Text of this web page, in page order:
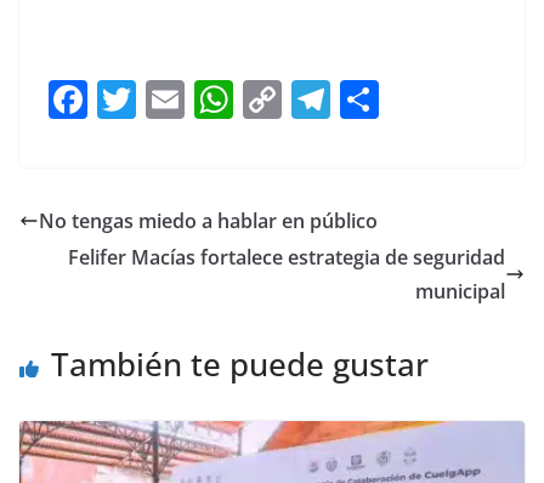
F
e
b
k
T
er
E
l
W
s
A
C
y
Li
T
gr
a
No tengas miedo a hablar en público
Felifer Macías fortalece estrategia de seguridad
municipal
También te puede gustar